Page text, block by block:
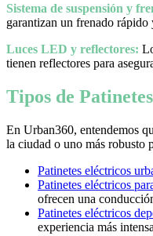
Sistema de suspensión y
garantizan un frenado
Luces LED y reflectores:
tienen reflectores para
Tipos de
En Urban360, entendemos
la ciudad o uno más robusto
Patinetes eléctricos
Patinetes eléctricos
ofrecen una
Patinetes eléctricos
experiencia más